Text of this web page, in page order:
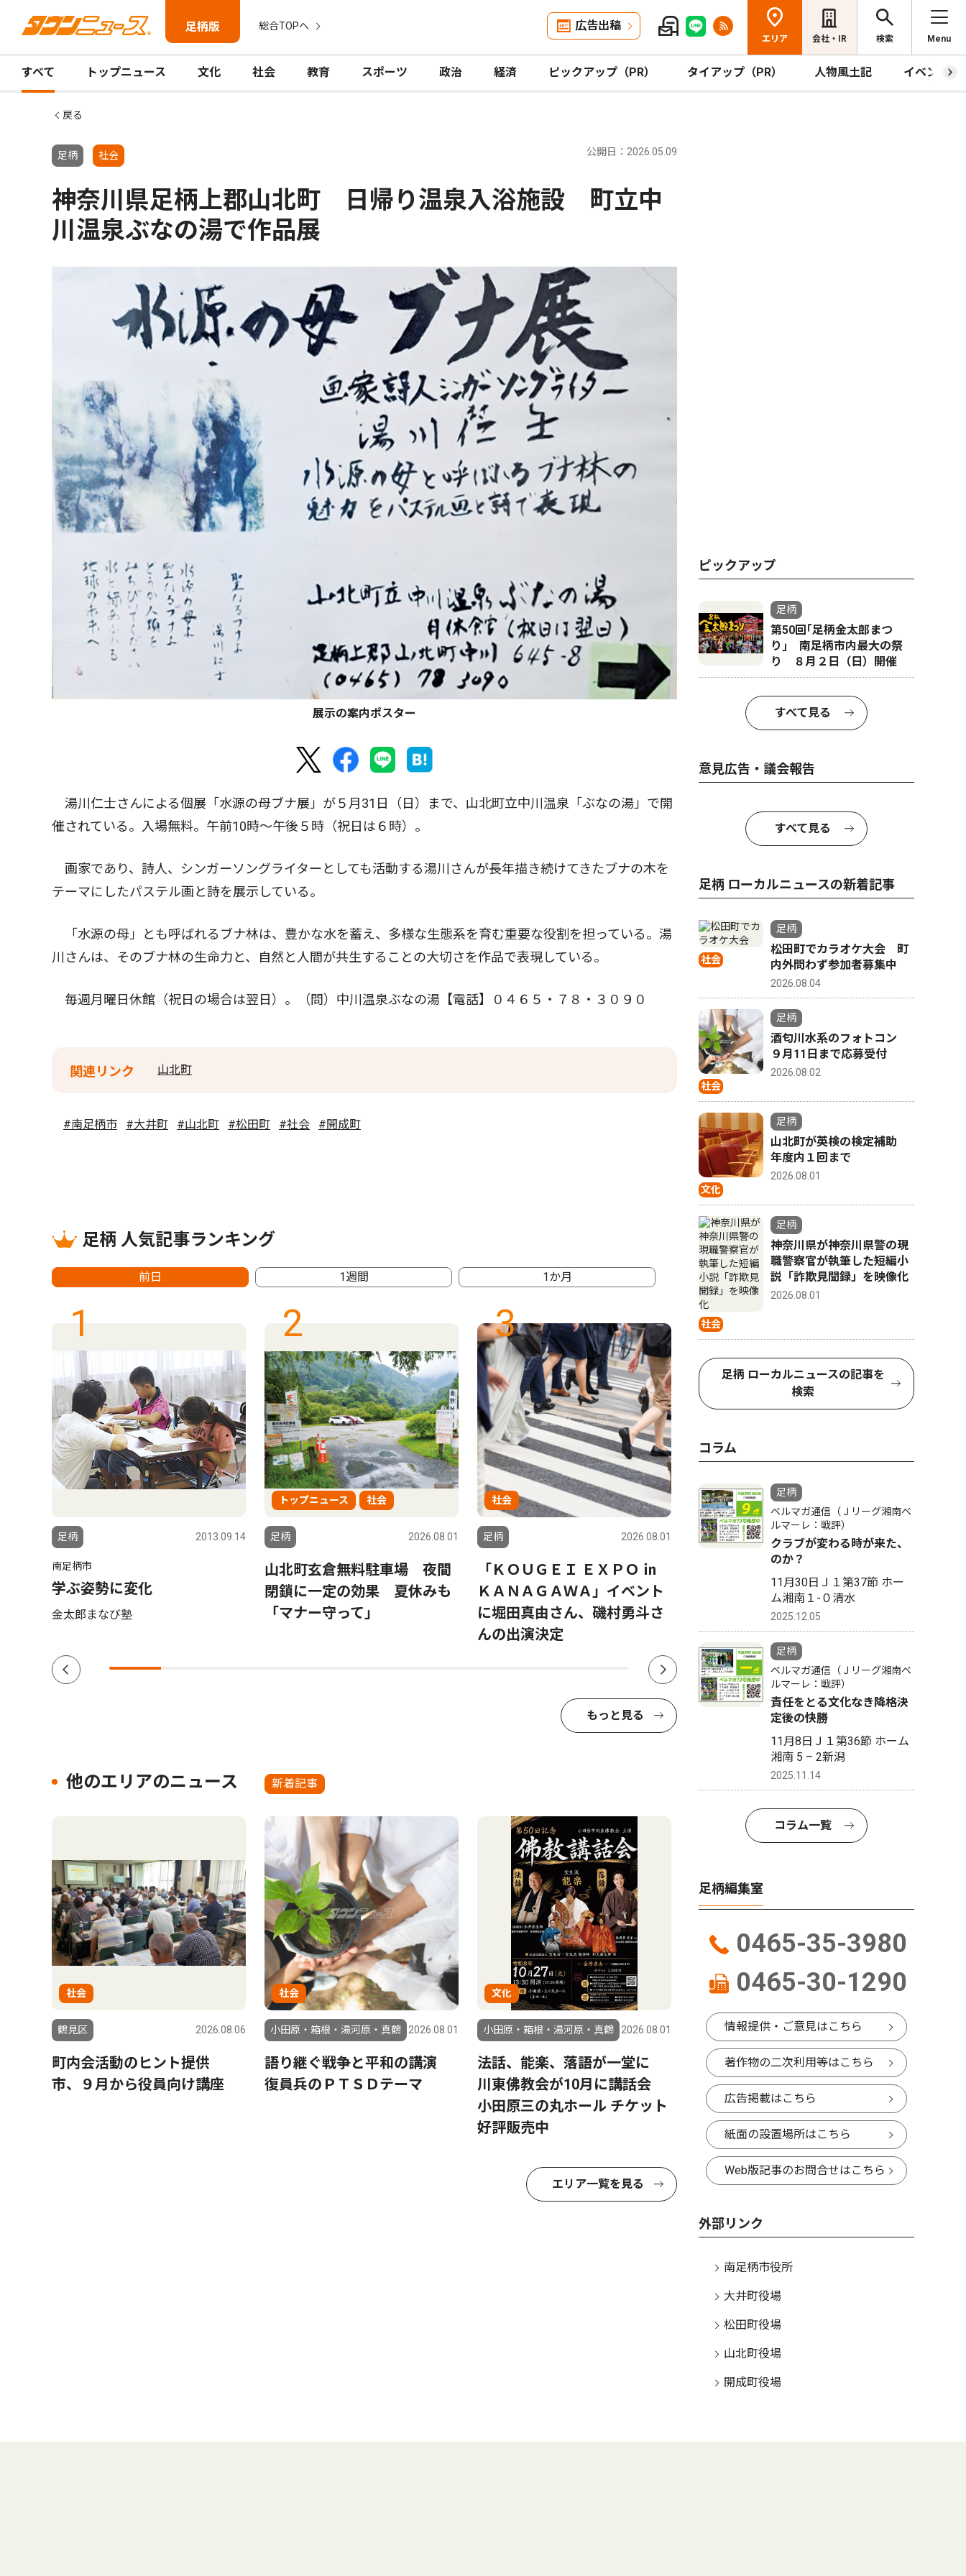
足柄版 総合TOPへ 広告出稿
エリア 会社・IR 検索 Menu
すべて トップニュース 文化 社会 教育 スポーツ 政治 経済 ピックアップ（PR） タイアップ（PR） 人物風土記 イベント
戻る
足柄 社会 公開日：2026.05.09
神奈川県足柄上郡山北町 日帰り温泉入浴施設 町立中
川温泉ぶなの湯で作品展
展示の案内ポスター
湯川仁士さんによる個展「水源の母ブナ展」が５月31日（日）まで、山北町立中川温泉「ぶなの湯」で開
催されている。入場無料。午前10時〜午後５時（祝日は６時）。
画家であり、詩人、シンガーソングライターとしても活動する湯川さんが長年描き続けてきたブナの木を
テーマにしたパステル画と詩を展示している。
「水源の母」とも呼ばれるブナ林は、豊かな水を蓄え、多様な生態系を育む重要な役割を担っている。湯
川さんは、そのブナ林の生命力と、自然と人間が共生することの大切さを作品で表現している。
毎週月曜日休館（祝日の場合は翌日）。（問）中川温泉ぶなの湯【電話】０４６５・７８・３０９０
関連リンク 山北町
#南足柄市 #大井町 #山北町 #松田町 #社会 #開成町
足柄 人気記事ランキング
前日 1週間 1か月
1
足柄 2013.09.14
南足柄市
学ぶ姿勢に変化
金太郎まなび塾
2
トップニュース 社会
足柄 2026.08.01
山北町玄倉無料駐車場 夜間
閉鎖に一定の効果 夏休みも
「マナー守って」
3
社会
足柄 2026.08.01
「ＫＯＵＧＥＩ ＥＸＰＯ ㏌
ＫＡＮＡＧＡＷＡ」イベント
に堀田真由さん、磯村勇斗さ
んの出演決定
4
社会
足柄 2026.08.01
神奈川県警 松田警察署 特
殊詐欺等防止の協力者へ感謝
もっと見る
他のエリアのニュース 新着記事
社会
鶴見区 2026.08.06
町内会活動のヒント提供
市、９月から役員向け講座
社会
小田原・箱根・湯河原・真鶴 2026.08.01
語り継ぐ戦争と平和の講演
復員兵のＰＴＳＤテーマ
文化
小田原・箱根・湯河原・真鶴 2026.08.01
法話、能楽、落語が一堂に
川東佛教会が10月に講話会
小田原三の丸ホール チケット
好評販売中
エリア一覧を見る
ピックアップ
足柄
第50回｢足柄金太郎まつ
り｣ 南足柄市内最大の祭
り ８月２日（日）開催
すべて見る
意見広告・議会報告
すべて見る
足柄 ローカルニュースの新着記事
社会
足柄
松田町でカラオケ大会 町
内外問わず参加者募集中
2026.08.04
社会
足柄
酒匂川水系のフォトコン
９月11日まで応募受付
2026.08.02
文化
足柄
山北町が英検の検定補助
年度内１回まで
2026.08.01
社会
足柄
神奈川県が神奈川県警の現
職警察官が執筆した短編小
説「詐欺見聞録」を映像化
2026.08.01
足柄 ローカルニュースの記事を
検索
コラム
足柄
ベルマガ通信（Ｊリーグ湘南ベ
ルマーレ：戦評）
クラブが変わる時が来た、
のか？
11月30日Ｊ１第37節 ホー
ム湘南１-０清水
2025.12.05
足柄
ベルマガ通信（Ｊリーグ湘南ベ
ルマーレ：戦評）
責任をとる文化なき降格決
定後の快勝
11月8日Ｊ１第36節 ホーム
湘南 5 – 2新潟
2025.11.14
コラム一覧
足柄編集室
0465-35-3980
0465-30-1290
情報提供・ご意見はこちら
著作物の二次利用等はこちら
広告掲載はこちら
紙面の設置場所はこちら
Web版記事のお問合せはこちら
外部リンク
南足柄市役所
大井町役場
松田町役場
山北町役場
開成町役場